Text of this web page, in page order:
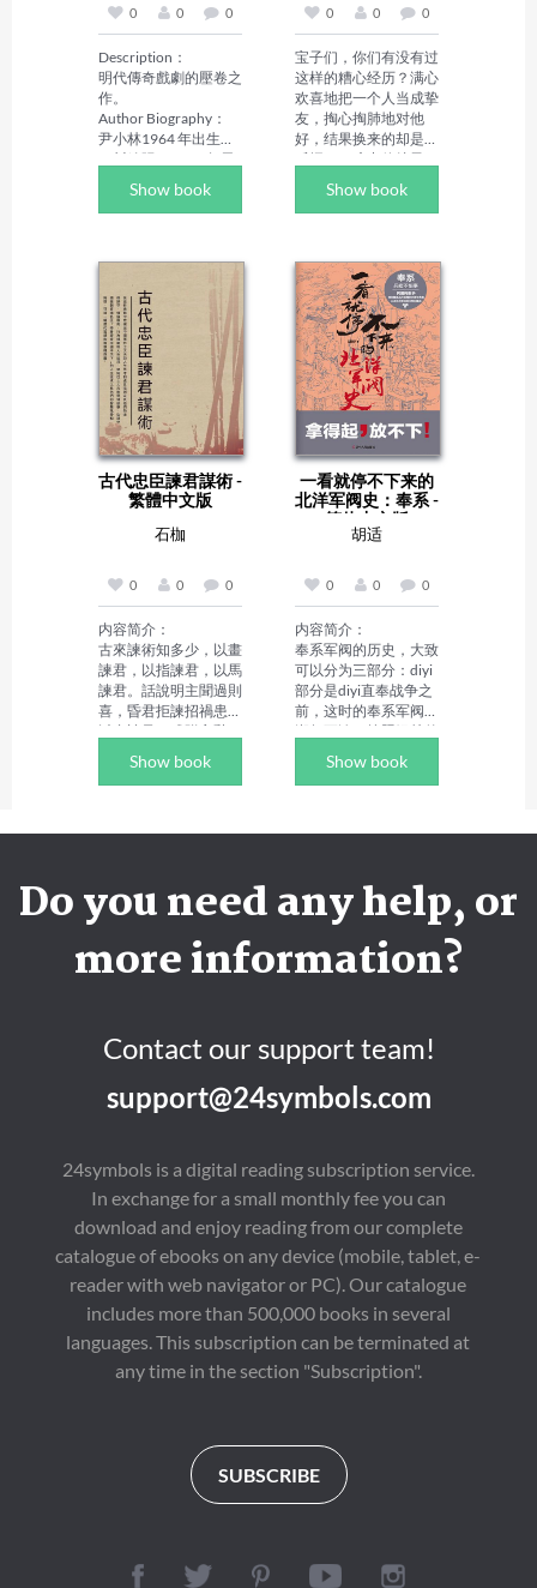
涵。写作风格平实且具
有历史感，内容丰富详
实，为城市历史文化爱
好者提供了宝贵的阅读
资源，助力城市历史文
化的传承与发展。
一覽"哲學問題和貴族
精神"的風貌。
最後經過由《英國文藝
復興時期文學史》《春
秋大義》《大學的興
起》組成的"語言之
島"我們將重返起點。
0 0 0
Description：
明代傳奇戲劇的壓卷之
作。
Author Biography：
尹小林1964 年出生於
四川綿陽，1983 年畢
系，同年入伍，2002
年退出現役後投身國學
在國學傳播與古籍數位
《國學寶典》資料庫並
創辦國學網，2002 年
創辦北京國學時代文化
傳播股份有限公司，還
是國內最早將人工智慧
技術引入古籍整理的開
拓者之一。
他著有《國學備覽精
編》，將 81 部國學經
典整理成國學九宮格；
收藏 5 萬冊線裝家譜，
建成國內最大民間家譜
庫，還研發 "中華姓氏
姓氏文化研究。此外，
他自 2004 年進入首都
師範大學後，常開展國
學經典講座，解讀《大
學》《詩經》《古文觀
止》等著作，助力國學
普及。
Show book
0 0 0
宝子们，你们有没有过
这样的糟心经历？满心
欢喜地把一个人当成挚
友，掏心掏肺地对他
好，结果换来的却是背
后捅刀、暗中使绊子。
还一脸懵圈不知道问题
出在哪。要是你有过这
让身边朋友害了你》有
声书，你可千万不能错
过！
#识友防坑#揭露损友#
远离虚伪#结交良友#
友谊避雷#慧眼识人
有句老话说得好：“离
你最近的人，往往对你
危害最大；你最信任的
人，往往伤害你最
深。”朋友，本该是我
们人生路上相互扶持、
共同成长的伙伴，可现
实却并非总是如此。选
择朋友，那可是一门高
场大戏里，形形色色的
人粉墨登场，有些人表
面上和你称兄道弟、推
杯换盏，一副肝胆相照
的模样，可一转身就把
你出卖，把你的秘密当
成茶余饭后的谈资；有
些人跟你形同闺蜜、无
了灵魂伴侣，结果却在
关键时刻落井下石，给
但也有那么一些人，他
境、陷入绝境时，却会
毫不犹豫地伸出援手，
之间。这本书就像是一
位洞察人心的导师，从
面目一一揭露，将他们
的虚伪面具狠狠撕下。
有一双火眼金睛，避开
书，学会慧眼识人，守
护好自己的真心！
https://youtube.com/
@tianxiagushi?
si=ZstiltPoiwO0g4fT
http://www.youtube.c
om/channel/UC2yhCU
Rng4uUj_phEqZwKig/
Show book
古代忠臣諫君謀術 -
繁體中文版
石枷
0 0 0
内容简介：
古來諫術知多少，以畫
諫君，以指諫君，以馬
諫君。話說明主聞過則
喜，昏君拒諫招禍患。
以畫諫君，或附言辭，
或題詩句，或呈奏章，
或寓嘲隱，勾勒出一幅
它的形象性，帝王們正
過錯。畫諫，往往通過
強烈的藝術感染力給那
震撼力。
作者简介：
長江邊輾轉長大，初二
輟學後在群山中磨礪青
大數學系，畢業後曾任
中學校長、機關頭目、
研究所長等職，2005 -
2222 年任天涯社區編
輯部主任，現為自由
人，靠智力打工維持生
他是著名網路思想家，
著有《壘蟻集》，該書
現實與文化發展的集中
思考的集結。他還著有
《懵懂的青春》《被剝
削的斐濟人》《古代忠
等多個領域。此外，他
還是 isee 原創成員，流
沙河先生唯一及門弟
子，求 "傳統底蘊，現
Show book
一看就停不下来的
北洋军阀史：奉系 -
简体中文版
胡适
0 0 0
内容简介：
奉系军阀的历史，大致
可以分为三部分：diyi
部分是diyi直奉战争之
前，这时的奉系军阀江
湖气更浓，按照绿林的
方式管理队伍，打仗的
时候往往一哄而上、一
diyi次直奉战争以后，
规化，到第二次直奉战
争的时候，入关的奉军
队；第三部分是皇姑屯
以后，少帅张学良掌管
是国民革命军。如果打
个比方，皖系军阀是一
帮秀才，那奉系军阀就
人借钱，有了钱有了枪
有了优势才敢开打；直
系军阀是先开会，怎么
打都商量好，然后点兵
派将出去开仗；奉系军
阀则不然，张作霖只要
拔出枪来跳到桌子上，
就能出去干。直皖军阀
是"说完了再打"，而张
作霖则是"打完了再
说"，所以北洋军阀中
份。
作者简介：
胡杨笔名胡取禾，作
家、诗人、编剧、实验
始发表作品，主要作品
Show book
Do you need any help, or
more information?
Contact our support team!
support@24symbols.com
24symbols is a digital reading subscription service.
In exchange for a small monthly fee you can
download and enjoy reading from our complete
catalogue of ebooks on any device (mobile, tablet, e-
reader with web navigator or PC). Our catalogue
includes more than 500,000 books in several
languages. This subscription can be terminated at
any time in the section "Subscription".
SUBSCRIBE